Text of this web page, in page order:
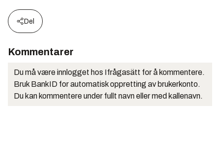
Del
Kommentarer
Du må være innlogget hos Ifrågasätt for å kommentere.
Bruk BankID for automatisk oppretting av brukerkonto.
Du kan kommentere under fullt navn eller med kallenavn.